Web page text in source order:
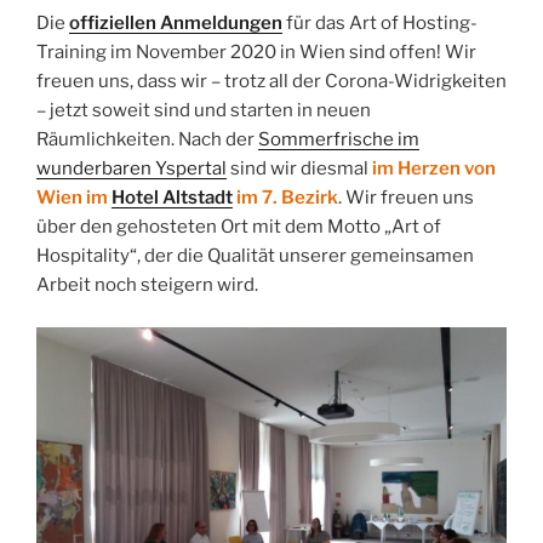
Die offiziellen Anmeldungen für das Art of Hosting-
Training im November 2020 in Wien sind offen! Wir
freuen uns, dass wir – trotz all der Corona-Widrigkeiten
– jetzt soweit sind und starten in neuen
Räumlichkeiten. Nach der Sommerfrische im
wunderbaren Yspertal sind wir diesmal im Herzen von
Wien im Hotel Altstadt im 7. Bezirk. Wir freuen uns
über den gehosteten Ort mit dem Motto „Art of
Hospitality“, der die Qualität unserer gemeinsamen
Arbeit noch steigern wird.